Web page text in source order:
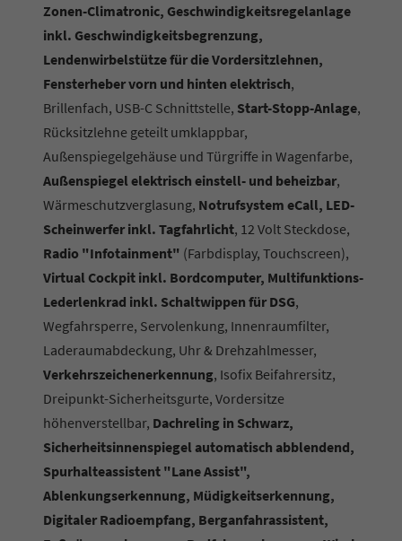
Zonen-Climatronic, Geschwindigkeitsregelanlage
inkl. Geschwindigkeitsbegrenzung,
Lendenwirbelstütze für die Vordersitzlehnen,
Fensterheber vorn und hinten elektrisch,
Brillenfach, USB-C Schnittstelle, Start-Stopp-Anlage,
Rücksitzlehne geteilt umklappbar,
Außenspiegelgehäuse und Türgriffe in Wagenfarbe,
Außenspiegel elektrisch einstell- und beheizbar,
Wärmeschutzverglasung, Notrufsystem eCall, LED-
Scheinwerfer inkl. Tagfahrlicht, 12 Volt Steckdose,
Radio "Infotainment" (Farbdisplay, Touchscreen),
Virtual Cockpit inkl. Bordcomputer, Multifunktions-
Lederlenkrad inkl. Schaltwippen für DSG,
Wegfahrsperre, Servolenkung, Innenraumfilter,
Laderaumabdeckung, Uhr & Drehzahlmesser,
Verkehrszeichenerkennung, Isofix Beifahrersitz,
Dreipunkt-Sicherheitsgurte, Vordersitze
höhenverstellbar, Dachreling in Schwarz,
Sicherheitsinnenspiegel automatisch abblendend,
Spurhalteassistent "Lane Assist",
Ablenkungserkennung, Müdigkeitserkennung,
Digitaler Radioempfang, Berganfahrassistent,